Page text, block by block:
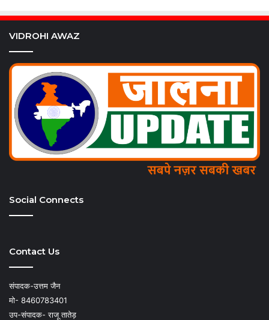
VIDROHI AWAZ
Social Connects
Contact Us
संपादक-उत्तम जैन
मो- 8460783401
उप-संपादक- राजू तातेड़